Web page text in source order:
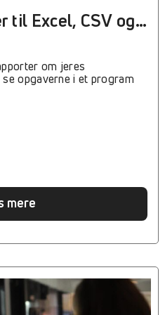
til Excel, CSV og
om jeres
opgaverne i et program
mere